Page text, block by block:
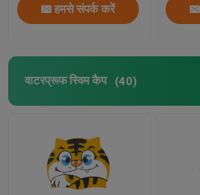
हमसे संपर्क करें
वाटरप्रूफ स्विम कैप (40)